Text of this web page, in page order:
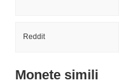
Reddit
Monete simili